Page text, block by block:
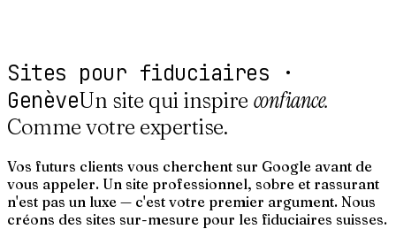
Sites pour fiduciaires ·
GenèveUn site qui inspire confiance.
Comme votre expertise.
Vos futurs clients vous cherchent sur Google avant de
vous appeler. Un site professionnel, sobre et rassurant
n'est pas un luxe — c'est votre premier argument. Nous
créons des sites sur-mesure pour les fiduciaires suisses.